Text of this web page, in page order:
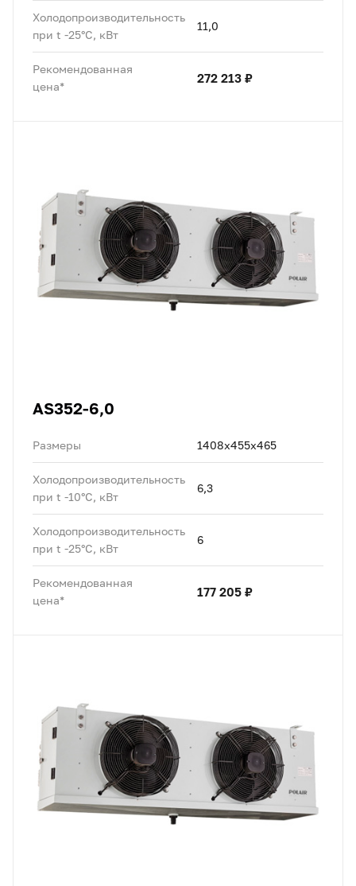
Холодопроизводительность
при t -25°C, кВт
11,0
Рекомендованная
цена*
272 213 ₽
AS352-6,0
Размеры 1408x455x465
Холодопроизводительность
при t -10°C, кВт
6,3
Холодопроизводительность
при t -25°C, кВт
6
Рекомендованная
цена*
177 205 ₽